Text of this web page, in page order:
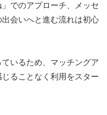
でのアプローチ、メッセ
会いへと進む流れは初心
いるため、マッチングア
ることなく利用をスター